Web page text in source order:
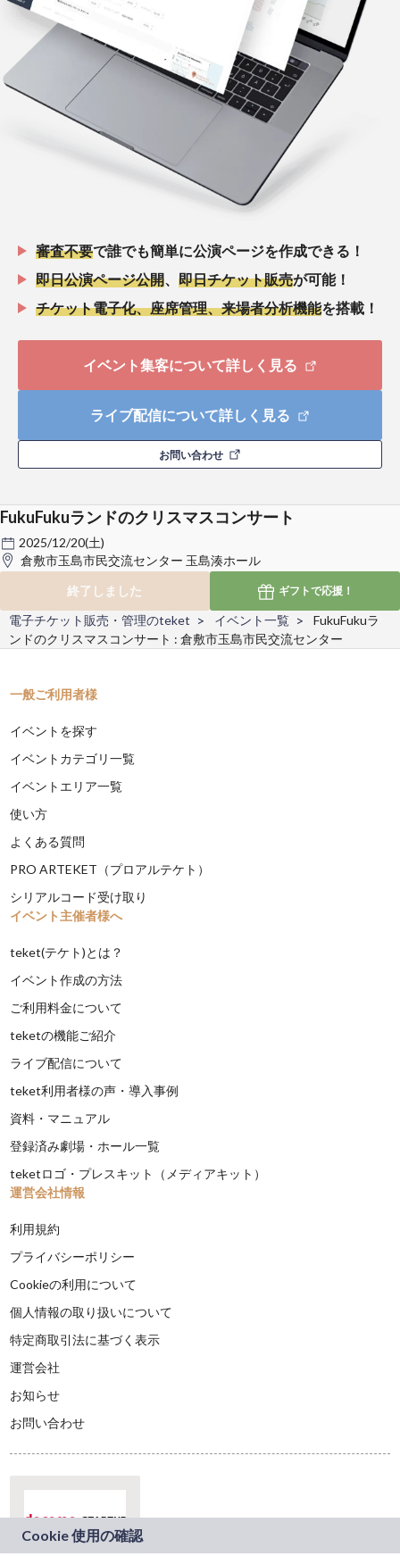
審査不要で誰でも簡単に公演ページを作成できる！
即日公演ページ公開
即日チケット販売が可能！
チケット電子化、座席管理、来場者分析機能を搭載！
イベント集客について詳しく見る
ライブ配信について詳しく見る
お問い合わせ
FukuFukuランドのクリスマスコンサート
2025/12/20(土)
倉敷市玉島市民交流センター 玉島湊ホール
終了しました
ギフトで応援！
電子チケット販売・管理のteket イベント一覧
FukuFukuラ
ンドのクリスマスコンサート : 倉敷市玉島市民交流センター
一般ご利用者様
イベントを探す
イベントカテゴリ一覧
イベントエリア一覧
使い方
よくある質問
PRO ARTEKET（プロアルテケト）
シリアルコード受け取り
イベント主催者様へ
teket(テケト)とは？
イベント作成の方法
ご利用料金について
teketの機能ご紹介
ライブ配信について
teket利用者様の声・導入事例
資料・マニュアル
登録済み劇場・ホール一覧
teketロゴ・プレスキット（メディアキット）
運営会社情報
利用規約
プライバシーポリシー
Cookieの利用について
個人情報の取り扱いについて
特定商取引法に基づく表示
運営会社
お知らせ
お問い合わせ